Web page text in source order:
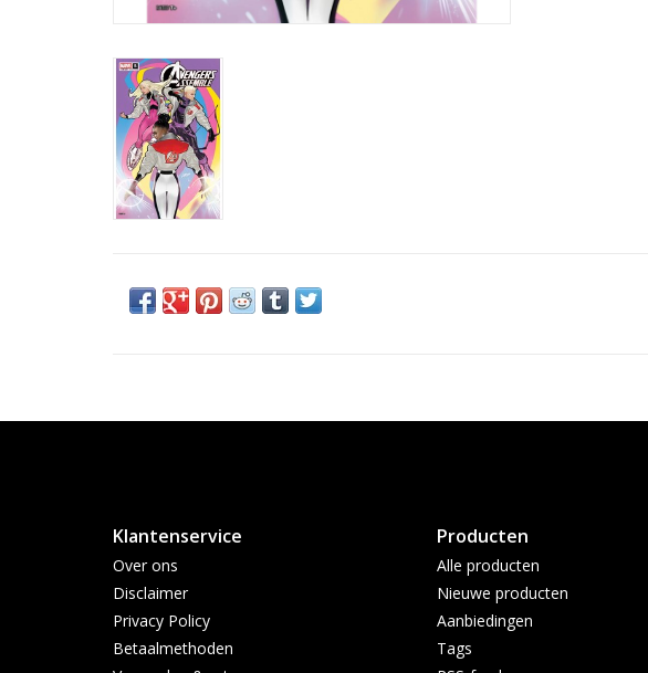
Klantenservice
Over ons
Disclaimer
Privacy Policy
Betaalmethoden
Producten
Alle producten
Nieuwe producten
Aanbiedingen
Tags